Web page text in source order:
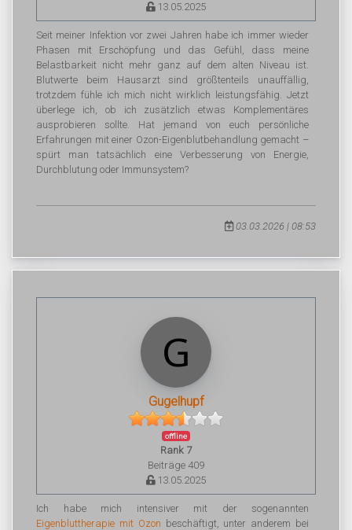
13.05.2025
Seit meiner Infektion vor zwei Jahren habe ich immer wieder
Phasen mit Erschöpfung und das Gefühl, dass meine
Belastbarkeit nicht mehr ganz auf dem alten Niveau ist.
Blutwerte beim Hausarzt sind größtenteils unauffällig,
trotzdem fühle ich mich nicht wirklich leistungsfähig. Jetzt
überlege ich, ob ich zusätzlich etwas Komplementäres
ausprobieren sollte. Hat jemand von euch persönliche
Erfahrungen mit einer Ozon-Eigenblutbehandlung gemacht –
spürt man tatsächlich eine Verbesserung von Energie,
Durchblutung oder Immunsystem?
03.03.2026 | 08:53
Gugelhupf
offline
Rank 7
Beiträge 409
13.05.2025
Ich habe mich intensiver mit der sogenannten
Eigenbluttherapie mit Ozon beschäftigt, unter anderem bei